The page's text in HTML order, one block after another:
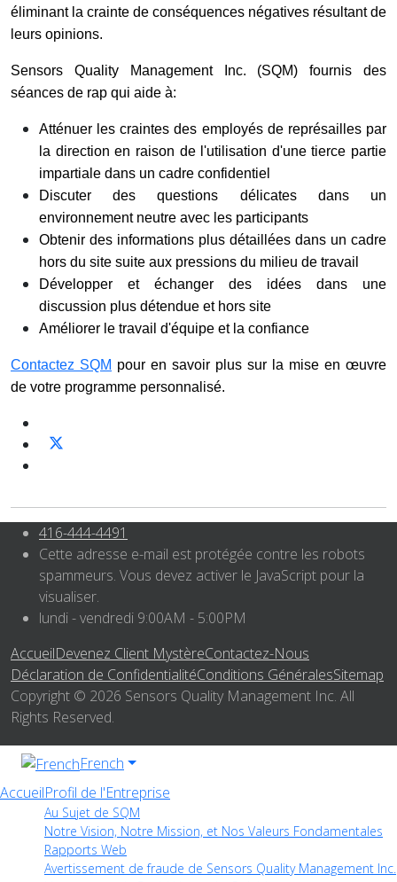
éliminant la crainte de conséquences négatives résultant de
leurs opinions.
Sensors Quality Management Inc. (SQM) fournis des
séances de rap qui aide à:
Atténuer les craintes des employés de représailles par
la direction en raison de l'utilisation d'une tierce partie
impartiale dans un cadre confidentiel
Discuter des questions délicates dans un
environnement neutre avec les participants
Obtenir des informations plus détaillées dans un cadre
hors du site suite aux pressions du milieu de travail
Développer et échanger des idées dans une
discussion plus détendue et hors site
Améliorer le travail d'équipe et la confiance
Contactez SQM pour en savoir plus sur la mise en œuvre
de votre programme personnalisé.
416-444-4491
Cette adresse e-mail est protégée contre les robots
spammeurs. Vous devez activer le JavaScript pour la
visualiser.
lundi - vendredi 9:00AM - 5:00PM
AccueilDevenez Client MystèreContactez-Nous
Déclaration de ConfidentialitéConditions GénéralesSitemap
Copyright © 2026 Sensors Quality Management Inc. All
Rights Reserved.
French
AccueilProfil de l'Entreprise
Au Sujet de SQM
Notre Vision, Notre Mission, et Nos Valeurs Fondamentales
Rapports Web
Avertissement de fraude de Sensors Quality Management Inc.